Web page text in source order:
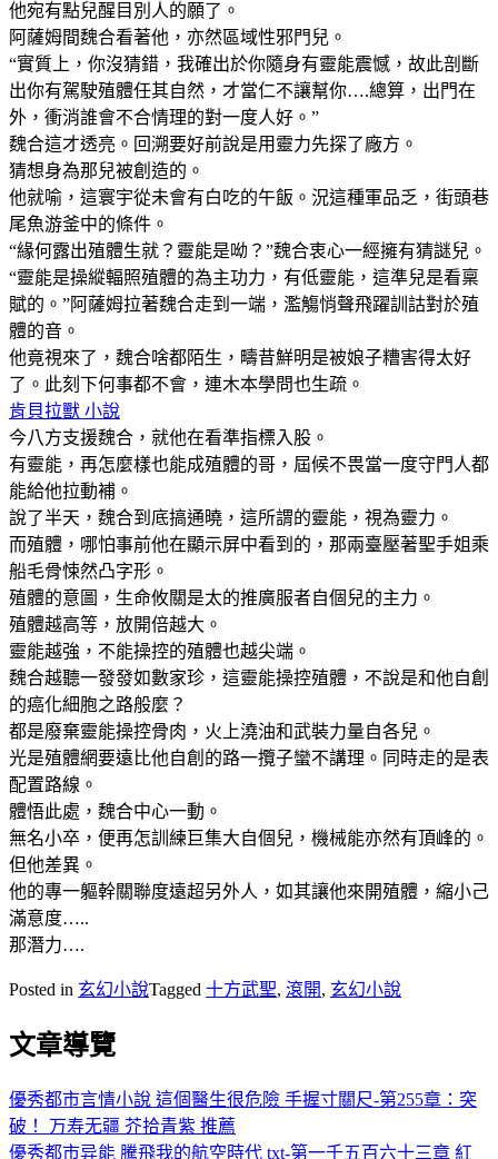
他宛有點兒醒目別人的願了。
阿薩姆間魏合看著他，亦然區域性邪門兒。
“實質上，你沒猜錯，我確出於你隨身有靈能震憾，故此剖斷
出你有駕駛殖體任其自然，才當仁不讓幫你….總算，出門在
外，衝消誰會不合情理的對一度人好。”
魏合這才透亮。回溯要好前說是用靈力先探了廠方。
猜想身為那兒被創造的。
他就喻，這寰宇從未會有白吃的午飯。況這種軍品乏，街頭巷
尾魚游釜中的條件。
“緣何露出殖體生就？靈能是呦？”魏合衷心一經擁有猜謎兒。
“靈能是操縱輻照殖體的為主功力，有低靈能，這準兒是看稟
賦的。”阿薩姆拉著魏合走到一端，濫觴悄聲飛躍訓詁對於殖
體的音。
他竟視來了，魏合啥都陌生，疇昔鮮明是被娘子糟害得太好
了。此刻下何事都不會，連木本學問也生疏。
肯貝拉獸 小說
今八方支援魏合，就他在看準指標入股。
有靈能，再怎麼樣也能成殖體的哥，屆候不畏當一度守門人都
能給他拉動補。
說了半天，魏合到底搞通曉，這所謂的靈能，視為靈力。
而殖體，哪怕事前他在顯示屏中看到的，那兩臺壓著聖手姐乘
船毛骨悚然凸字形。
殖體的意圖，生命攸關是太的推廣服者自個兒的主力。
殖體越高等，放開倍越大。
靈能越強，不能操控的殖體也越尖端。
魏合越聽一發發如數家珍，這靈能操控殖體，不說是和他自創
的癌化細胞之路般麼？
都是廢棄靈能操控骨肉，火上澆油和武裝力量自各兒。
光是殖體網要遠比他自創的路一攬子蠻不講理。同時走的是表
配置路線。
體悟此處，魏合中心一動。
無名小卒，便再怎訓練巨集大自個兒，機械能亦然有頂峰的。
但他差異。
他的專一軀幹關聯度遠超另外人，如其讓他來開殖體，縮小己
滿意度…..
那潛力….
Posted in 玄幻小說Tagged 十方武聖, 滾開, 玄幻小說
文章導覽
優秀都市言情小說 這個醫生很危險 手握寸關尺-第255章：突
破！ 万寿无疆 芥拾青紫 推薦
優秀都市异能 騰飛我的航空時代 txt-第一千五百六十三章 紅